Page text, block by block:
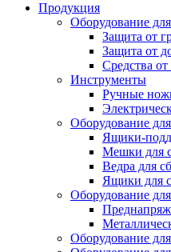
Продукция
Оборудование
Защита от
Защита от
Средства
Инструменты
Ручные
Оборудование
Ящики-
Мешки для
Ведра для
Ящики для
Оборудование
Оборудование